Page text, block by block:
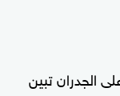
الجدران تبين